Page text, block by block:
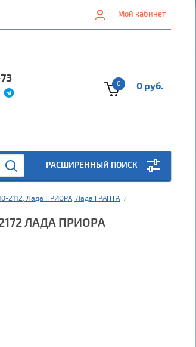
Мой кабинет
0 0 руб.
РАСШИРЕННЫЙ ПОИСК
2112, Лада ПРИОРА, Лада ГРАНТА
  /
ЛАДА ПРИОРА